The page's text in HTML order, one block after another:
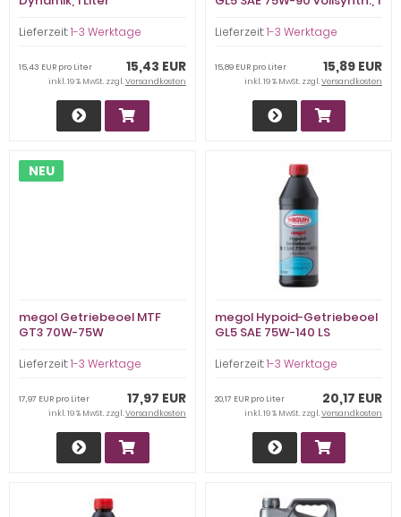
Lieferzeit:1-3 Werktage
15,43 EUR
15,43 EUR pro Liter
inkl. 19 % MwSt. zzgl.Versandkosten
Lieferzeit:1-3 Werktage
15,89 EUR
15,89 EUR pro Liter
inkl. 19 % MwSt. zzgl.Versandkosten
NEU
megol Getriebeoel MTF
GT3 70W-75W
Lieferzeit:1-3 Werktage
17,97 EUR
17,97 EUR pro Liter
inkl. 19 % MwSt. zzgl.Versandkosten
megol Hypoid-Getriebeoel
GL5 SAE 75W-140 LS
Lieferzeit:1-3 Werktage
20,17 EUR
20,17 EUR pro Liter
inkl. 19 % MwSt. zzgl.Versandkosten